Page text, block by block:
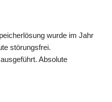
wurde im Jahr
störungsfrei.
Absolute